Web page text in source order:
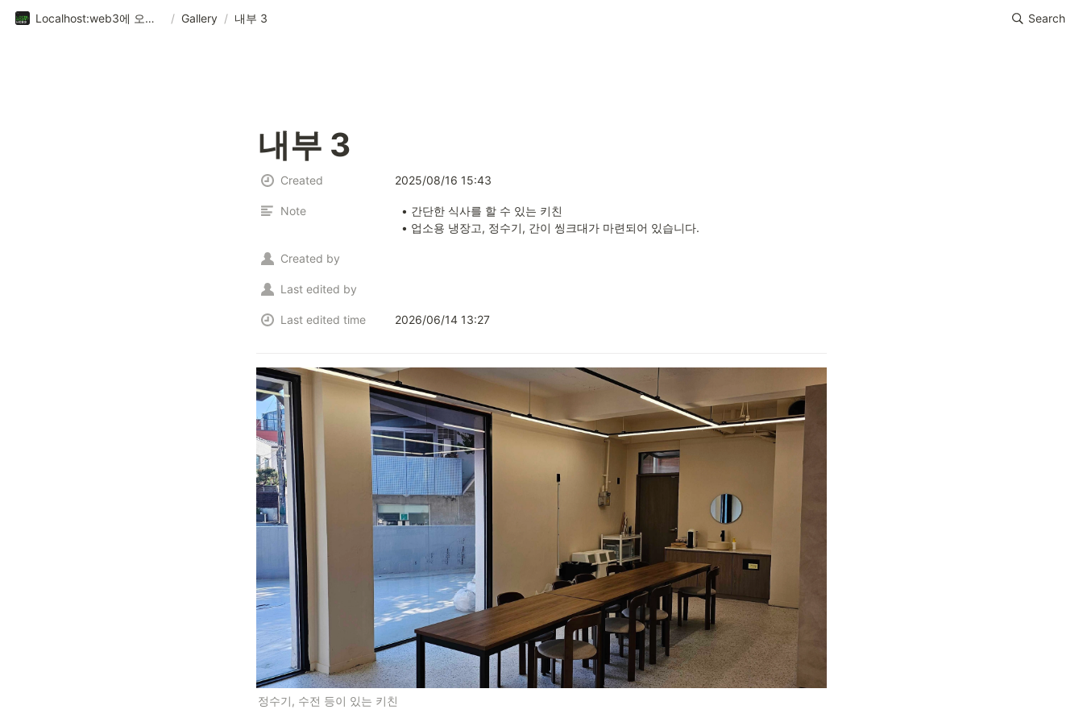
Localhost:web3에 오신 것을 환영합니다! / Gallery / 내부 3 Search
내부 3
Created 2025/08/16 15:43
Note
  • 업소용 냉장고, 정수기, 간이 씽크대가 마련되어 있습니다.
Created by
Last edited by
Last edited time 2026/06/14 13:27
정수기, 수전 등이 있는 키친